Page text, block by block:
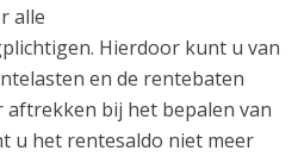
alle
Hierdoor kunt u van
en de rentebaten
aftrekken bij het bepalen van
u het rentesaldo niet meer